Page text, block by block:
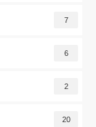
7
6
2
20